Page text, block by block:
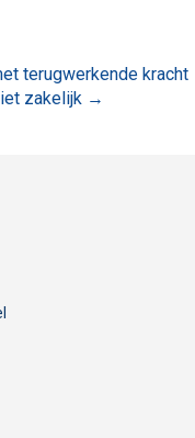
terugwerkende kracht
zakelijk →